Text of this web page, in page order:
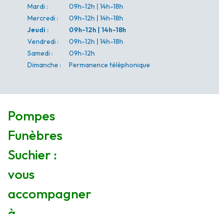
Mardi :
09h-12h | 14h-18h
Mercredi :
09h-12h | 14h-18h
Jeudi :
09h-12h | 14h-18h
Vendredi :
09h-12h | 14h-18h
Samedi :
09h-12h
Dimanche : Permanence téléphonique
Pompes
Funèbres
Suchier :
vous
accompagner